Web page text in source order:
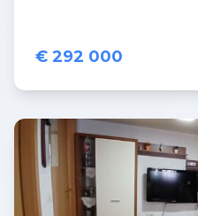
€ 292 000